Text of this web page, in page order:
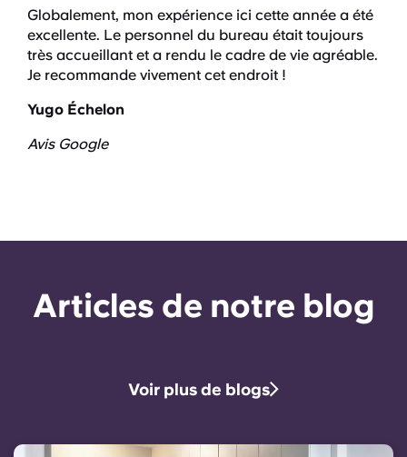
Globalement, mon expérience ici cette année a été
excellente. Le personnel du bureau était toujours
très accueillant et a rendu le cadre de vie agréable.
Je recommande vivement cet endroit !
Yugo Échelon
Avis Google
Articles de notre blog
Voir plus de blogs